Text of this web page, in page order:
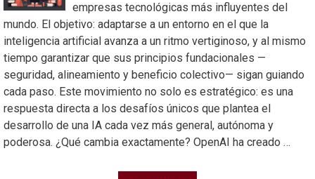
empresas tecnológicas más influyentes del
mundo. El objetivo: adaptarse a un entorno en el que la
inteligencia artificial avanza a un ritmo vertiginoso, y al mismo
tiempo garantizar que sus principios fundacionales —
seguridad, alineamiento y beneficio colectivo— sigan guiando
cada paso. Este movimiento no solo es estratégico: es una
respuesta directa a los desafíos únicos que plantea el
desarrollo de una IA cada vez más general, autónoma y
poderosa. ¿Qué cambia exactamente? OpenAI ha creado …